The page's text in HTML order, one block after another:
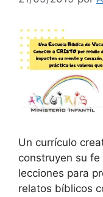
​Un currículo
construyen su
lecciones para
relatos bíblicos